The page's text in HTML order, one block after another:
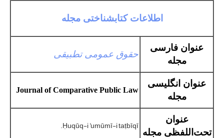
اطلاعات کتابشناختی مجله
عنوان فارسی
مجله
حقوق عمومی تطبیقی
عنوان انگلیسی
مجله
Journal of Comparative Public Law
عنوان
تحت‌اللفظی مجله Ḥuqūq-i ̒umūmī-i taṭbīqī.